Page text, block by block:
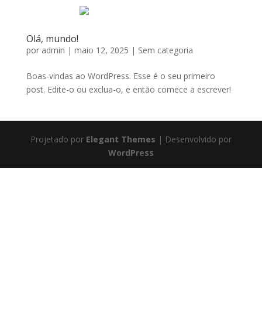
Olá, mundo!
por admin | maio 12, 2025 | Sem categoria
Boas-vindas ao WordPress. Esse é o seu primeiro
post. Edite-o ou exclua-o, e então comece a escrever!
Projetado por Elegant Themes | Desenvolvido por
WordPress